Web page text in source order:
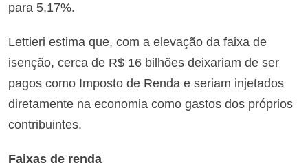
para 5,17%.
Lettieri estima que, com a elevação da faixa de
isenção, cerca de R$ 16 bilhões deixariam de ser
pagos como Imposto de Renda e seriam injetados
diretamente na economia como gastos dos próprios
contribuintes.
Faixas de renda